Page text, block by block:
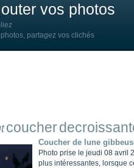
vos photos
partagez vos clichés
coucher
Coucher de lune
Photo prise le jeudi 08 avril
plus intéressantes, lorsque